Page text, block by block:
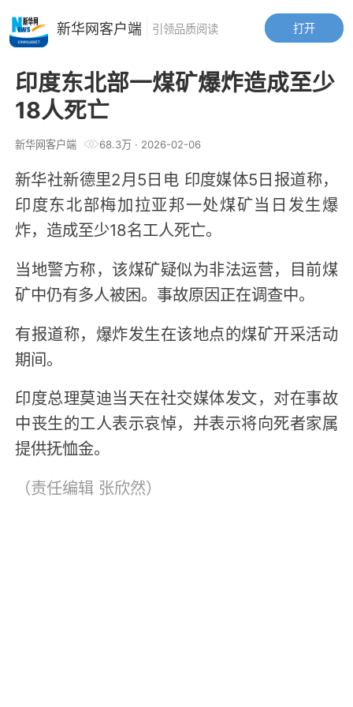
印度东北部一煤矿爆炸造成至少
18人死亡
新华网客户端 68.3万· 2026-02-06
新华社新德里2月5日电 印度媒体5日报道称，
印度东北部梅加拉亚邦一处煤矿当日发生爆
炸，造成至少18名工人死亡。
当地警方称，该煤矿疑似为非法运营，目前煤
矿中仍有多人被困。事故原因正在调查中。
有报道称，爆炸发生在该地点的煤矿开采活动
期间。
印度总理莫迪当天在社交媒体发文，对在事故
中丧生的工人表示哀悼，并表示将向死者家属
提供抚恤金。
（责任编辑 张欣然）
打开
新华网客户端 引领品质阅读